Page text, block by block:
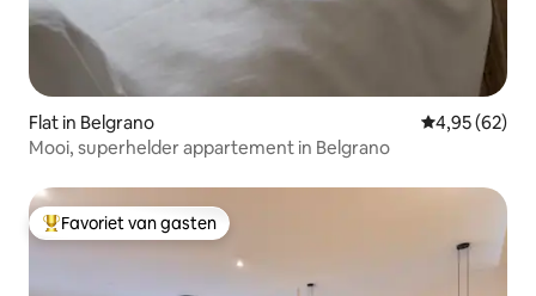
Flat in Belgrano Gemiddelde
4,95 (62)
Mooi, superhelder appartement in Belgrano
Topfavoriet van gasten
Favoriet van gasten